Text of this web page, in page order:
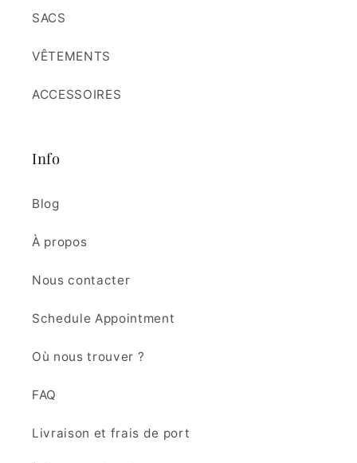
SACS
VÊTEMENTS
ACCESSOIRES
Info
Blog
À propos
Nous contacter
Schedule Appointment
Où nous trouver ?
FAQ
Livraison et frais de port